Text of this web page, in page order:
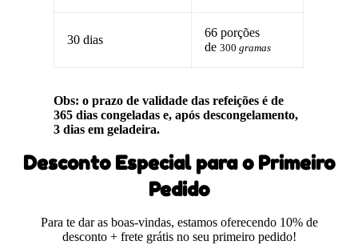
30 dias
66 porções
de300gramas
Obs: o prazo de validade das refeições é de
365 dias congeladas e, após descongelamento,
3 dias em geladeira.
Desconto Especial para o Primeiro
Pedido
Para te dar as boas-vindas, estamos oferecendo 10% de
desconto + frete grátis no seu primeiro pedido!